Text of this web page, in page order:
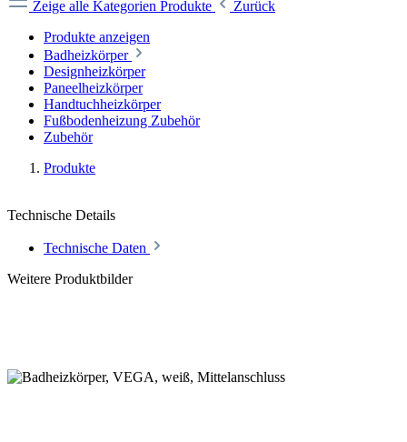
Zeige alle Kategorien Produkte
Zurück
Produkte anzeigen
Badheizkörper
Designheizkörper
Paneelheizkörper
Handtuchheizkörper
Fußbodenheizung Zubehör
Zubehör
Produkte
Technische Details
Technische Daten
Weitere Produktbilder